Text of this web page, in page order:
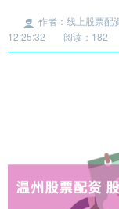
作者：线上股票配
12:25:32
阅读：182